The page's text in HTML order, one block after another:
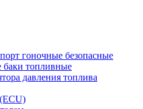
гоночные безопасные
топливные
давления топлива